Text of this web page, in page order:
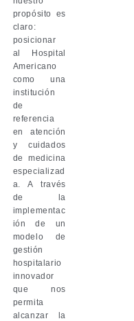
propósito es
claro:
posicionar
al Hospital
Americano
como una
institución
de
referencia
en atención
y cuidados
de medicina
especializad
a. A través
de la
implementac
ión de un
modelo de
gestión
hospitalario
innovador
que nos
permita
alcanzar la